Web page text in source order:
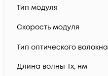
Тип модуля
Скорость модуля
Тип оптического волокна
Длина волны Tx, нм